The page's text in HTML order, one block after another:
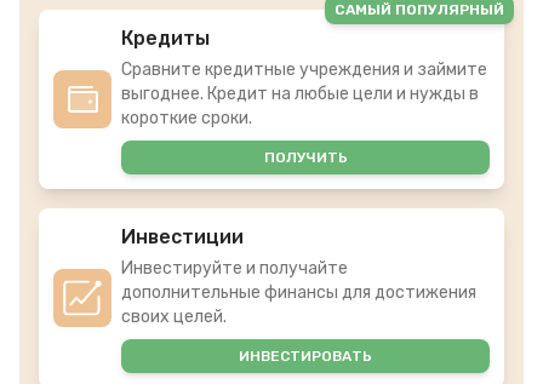
Кредиты
Сравните кредитные учреждения и займите
выгоднее. Кредит на любые цели и нужды в
короткие сроки.
ПОЛУЧИТЬ
САМЫЙ ПОПУЛЯРНЫЙ
Инвестиции
Инвестируйте и получайте
дополнительные финансы для достижения
своих целей.
ИНВЕСТИРОВАТЬ